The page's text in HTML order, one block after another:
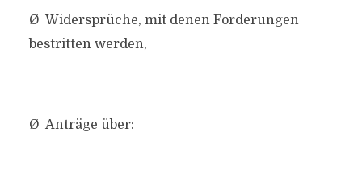
Ø Widersprüche, mit denen Forderungen
bestritten werden,
Ø Anträge über: